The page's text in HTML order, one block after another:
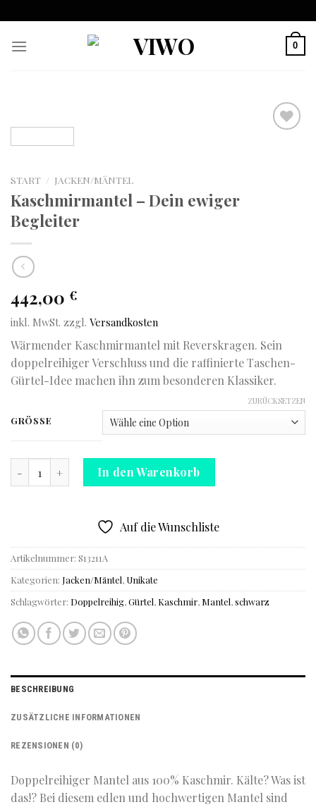
to
content
0
START / JACKEN/MÄNTEL
Kaschmirmantel – Dein ewiger
Begleiter
442,00 €
inkl. MwSt. zzgl. Versandkosten
Wärmender Kaschmirmantel mit Reverskragen. Sein
doppelreihiger Verschluss und die raffinierte Taschen-
Gürtel-Idee machen ihn zum besonderen Klassiker.
GRÖSSE
ZURÜCKSETZEN
Kaschmirmantel - Dein ewiger Begleiter Menge
In den Warenkorb
Auf die Wunschliste
Artikelnummer: S13211A
Kategorien: Jacken/Mäntel, Unikate
Schlagwörter: Doppelreihig,Gürtel, Kaschmir, Mantel,schwarz
BESCHREIBUNG
ZUSÄTZLICHE INFORMATIONEN
REZENSIONEN (0)
Doppelreihiger Mantel aus 100% Kaschmir. Kälte? Was ist
das!? Bei diesem edlen und hochwertigen Mantel sind